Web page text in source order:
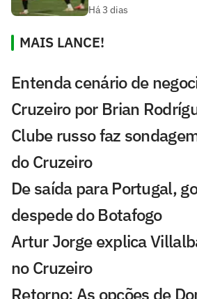
Há 3 dias
MAIS LANCE!
Entenda cenário de
Cruzeiro por Brian
Clube russo faz
do Cruzeiro
De saída para Portugal,
despede do Botafogo
Artur Jorge explica
no Cruzeiro
Retorno: As opções de